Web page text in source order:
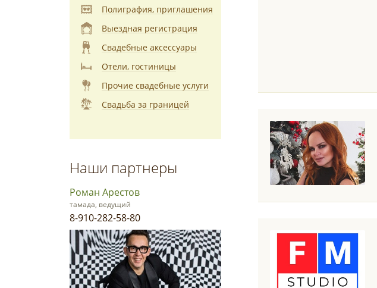
Полиграфия, приглашения
Выездная регистрация
Свадебные аксессуары
Отели, гостиницы
Прочие свадебные услуги
Свадьба за границей
Наши партнеры
Роман Арестов
тамада, ведущий
8-910-282-58-80